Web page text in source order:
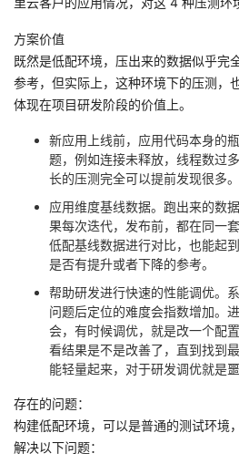
我
的
我
的
技
我
的
方案价值
既然是低配环境，压出来的数据似乎完
参考，但实际上，这种环境下的压测，
体现在项目研发阶段的价值上。
新应用上线前，应用代码本身的
题，例如连接未释放，线程数过
长的压测完全可以提前发现很多。
应用维度基线数据。跑出来的数
果每次迭代，发布前，都在同一
低配基线数据进行对比，也能起
是否有提升或者下降的参考。
帮助研发进行快速的性能调优。
问题后定位的难度会指数增加。
会，有时候调优，就是改一个配
看结果是不是改善了，直到找到
能轻量起来，对于研发调优就是噩
存在的问题：
构建低配环境，可以是普通的测试环境
解决以下问题：